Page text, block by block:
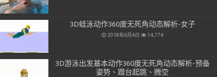
3D蛙泳动作360度无死角动态解析-女子
2018年6月4日 14,774
3D游泳出发基本动作360度无死角动态解析-预备
姿势、蹬台起跳、腾空